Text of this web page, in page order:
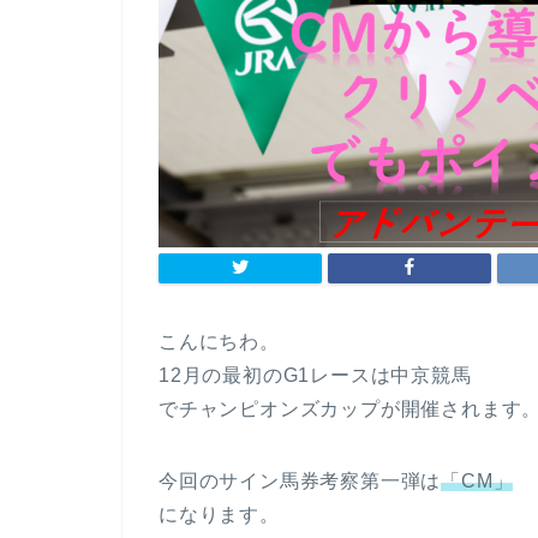
こんにちわ。
12月の最初のG1レースは中京競馬
でチャンピオンズカップが開催されます
今回のサイン馬券考察第一弾は「CM」
になります。